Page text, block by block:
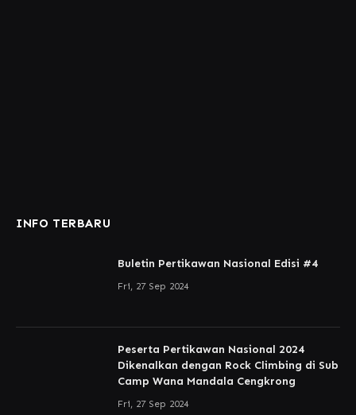
INFO TERBARU
Buletin Pertikawan Nasional Edisi #4
Fri, 27 Sep 2024
Peserta Pertikawan Nasional 2024
Dikenalkan dengan Rock Climbing di Sub
Camp Wana Mandala Cengkrong
Fri, 27 Sep 2024